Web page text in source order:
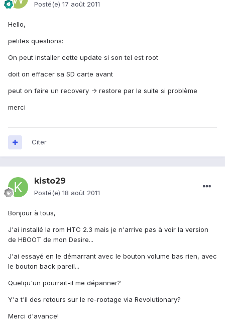
Posté(e) 17 août 2011
Hello,
petites questions:
On peut installer cette update si son tel est root
doit on effacer sa SD carte avant
peut on faire un recovery -> restore par la suite si problème
merci
Citer
kisto29
Posté(e) 18 août 2011
Bonjour à tous,
J'ai installé la rom HTC 2.3 mais je n'arrive pas à voir la version
de HBOOT de mon Desire...
J'ai essayé en le démarrant avec le bouton volume bas rien, avec
le bouton back pareil...
Quelqu'un pourrait-il me dépanner?
Y'a t'il des retours sur le re-rootage via Revolutionary?
Merci d'avance!